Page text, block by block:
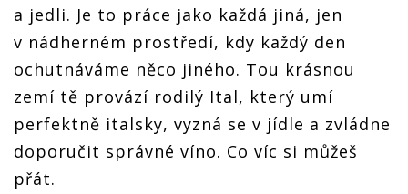
a jedli. Je to práce jako každá jiná, jen
v nádherném prostředí, kdy každý den
ochutnáváme něco jiného. Tou krásnou
zemí tě provází rodilý Ital, který umí
perfektně italsky, vyzná se v jídle a zvládne
doporučit správné víno. Co víc si můžeš
přát.